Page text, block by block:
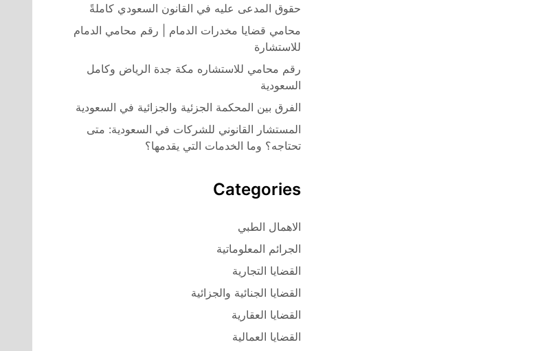
حقوق المدعى عليه في القانون السعودي كاملةً
محامي قضايا مخدرات الدمام | رقم محامي الدمام
للاستشارة
رقم محامي للاستشاره مكة جدة الرياض وكامل
السعودية
الفرق بين المحكمة الجزئية والجزائية في السعودية
المستشار القانوني للشركات في السعودية: متى
تحتاجه؟ وما الخدمات التي يقدمها؟
Categories
الاهمال الطبي
الجرائم المعلوماتية
القضايا التجارية
القضايا الجنائية والجزائية
القضايا العقارية
القضايا العمالية